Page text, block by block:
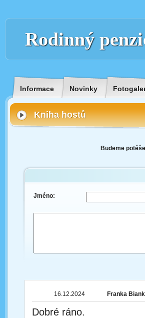
Rodinný
Informace Novinky
Kniha hostů
Budeme
Jméno:
16.12.2024 Franka
Dobré ráno.